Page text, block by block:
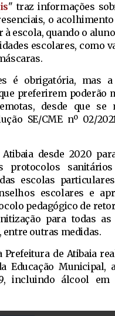
" traz informações
o
escola, quando o
escolares, como
é obrigatória, mas a
preferirem poderão
desde que se
SE/CME nº 02/
desde 2020
protocolos
escolas
escolares e
pedagógico de
para todas as
outras medidas.
de Atibaia
Educação Municipal,
incluindo álcool em